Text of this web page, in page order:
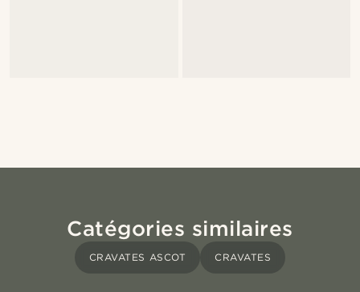
Catégories similaires
CRAVATES ASCOT CRAVATES